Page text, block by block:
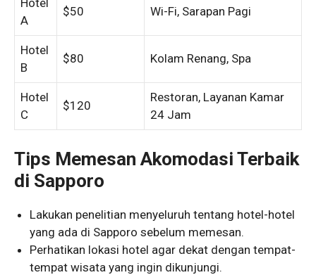
Hotel
A
$50 Wi-Fi, Sarapan Pagi
Hotel
B
$80 Kolam Renang, Spa
Hotel
C
$120
Restoran, Layanan Kamar
24 Jam
Tips Memesan Akomodasi Terbaik
di Sapporo
Lakukan penelitian menyeluruh tentang hotel-hotel
yang ada di Sapporo sebelum memesan.
Perhatikan lokasi hotel agar dekat dengan tempat-
tempat wisata yang ingin dikunjungi.